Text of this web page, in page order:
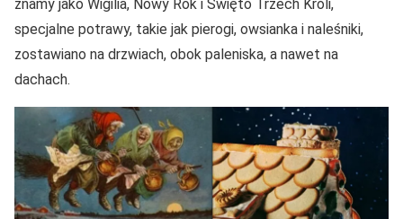
znamy jako Wigilia, Nowy Rok i Święto Trzech Króli,
specjalne potrawy, takie jak pierogi, owsianka i naleśniki,
zostawiano na drzwiach, obok paleniska, a nawet na
dachach.